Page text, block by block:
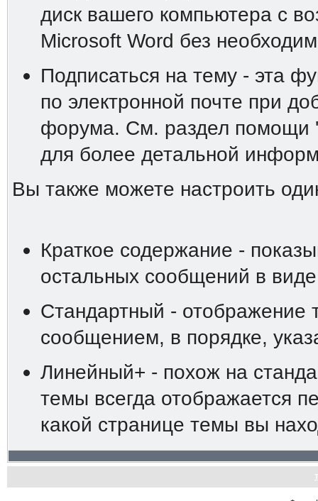
диск вашего компьютера с
Microsoft Word без
Подписаться на тему - эта
по электронной почте при
форума. См. раздел помощи
для более детальной
Вы также можете настроить
Краткое содержание -
остальных сообщений в
Стандартный - отображение
сообщением, в порядке,
Линейный+ - похож на
темы всегда отображается
какой странице темы вы